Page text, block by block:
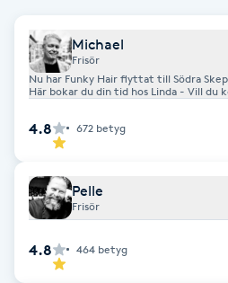
Fettreducering
Fillers
Fotmassage
Fotsvamp
Michael
Frisör
Nu har Funky Hair flyttat till Södra
Här bokar du din tid hos Linda - Vill du
4.8 672 betyg
Pelle
Frisör
4.8 464 betyg